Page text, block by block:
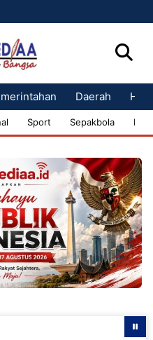
Daerah
Sport Sepakbola